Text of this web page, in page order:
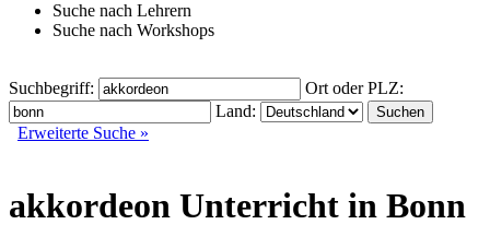
Suche nach Lehrern
Suche nach Workshops
Suchbegriff:
Ort oder PLZ:
Land:
Erweiterte Suche »
akkordeon Unterricht in Bonn